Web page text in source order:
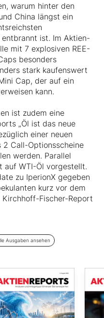
warum hinter den
China längst ein
ist. Im Aktien-
mit 7 explosiven REE-
besonders
stark kaufenswert
Cap, der auf ein
kann.
ist zudem eine
„Öl ist das neue
einer neuen
2 Call-Optionsscheine
werden. Parallel
auf WTI-Öl vorgestellt.
zu IperionX gegeben
kurz vor dem
Fischer-Report
Ausgaben ansehen